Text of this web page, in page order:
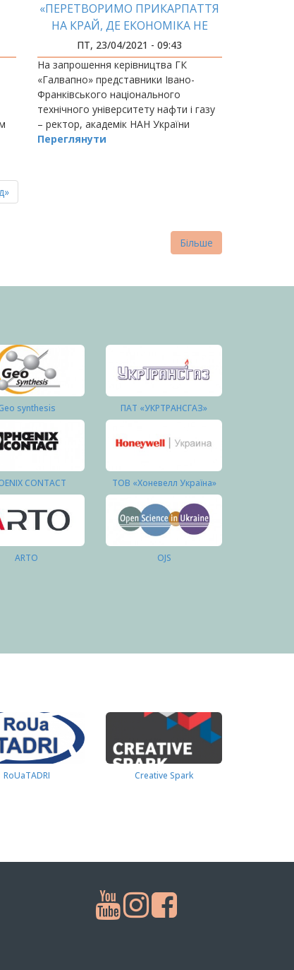
«ПЕРЕТВОРИМО ПРИКАРПАТТЯ
НА КРАЙ, ДЕ ЕКОНОМІКА НЕ
ЗНИЩУЄ ПРИРОДУ!»
ПТ, 23/04/2021 - 09:43
На запрошення керівництва ГК
«Галвапно» представники Івано-
Франківського національного
технічного університету нафти і газу
– ректор, академік НАН України
Євстахі
Переглянути
Більше
synthesis ПАТ «УКРТРАНСГАЗ»
CONTACT ТОВ «Хоневелл Україна»
ARTO OJS
RoUaTADRI Creative Spark